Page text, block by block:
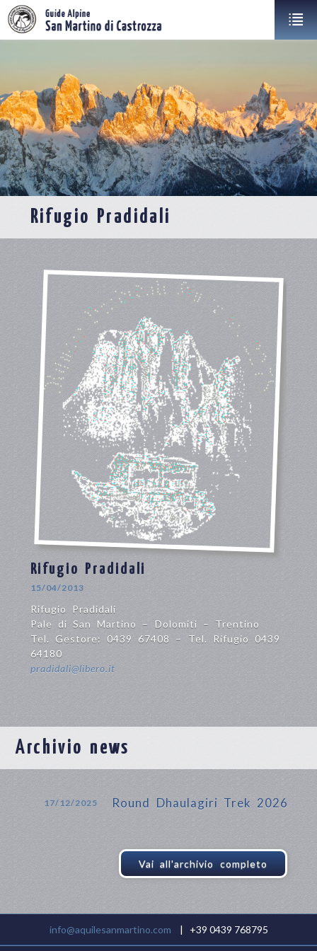
Rifugio Pradidali
Rifugio Pradidali
15/04/2013
Rifugio Pradidali
Pale di San Martino – Dolomiti – Trentino
Tel. Gestore: 0439 67408 – Tel. Rifugio 0439
64180
pradidali@libero.it
Archivio news
17/12/2025 Round Dhaulagiri Trek 2026
Vai all'archivio completo
info@aquilesanmartino.com | +39 0439 768795